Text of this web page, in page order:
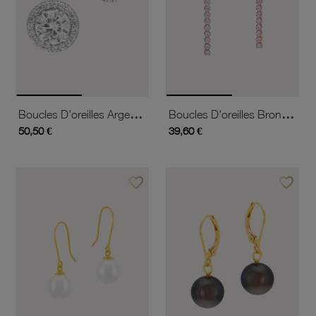
Boucles D'oreilles Argent Rhodié Et Oxydes De Zirconium
50,50 €
Boucles D'oreilles Bronze Plaqué Or Rose Et Oxydes De Zirconium
39,60 €
favorite_borderAjouter à vos favoris favorite_borderAjouter